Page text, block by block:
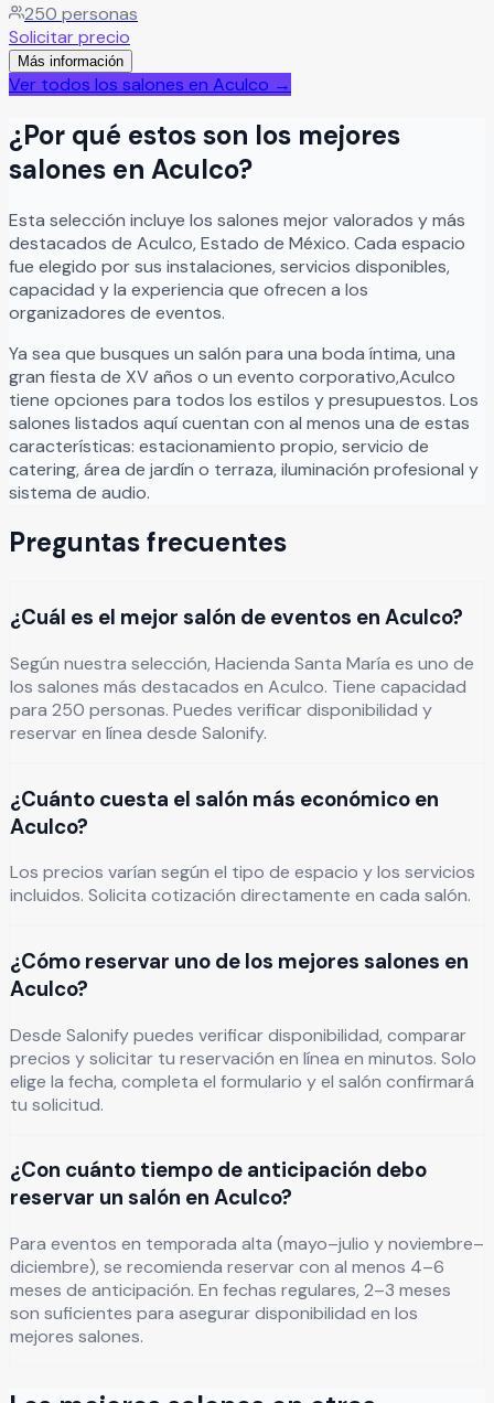
vida. Así es Hacienda Santa María, un lugar donde la
elegancia, la historia y la magia se unen para crear bodas
verdaderamente inolvidables. Ubicada estratégicamente
en Atulco, a tan solo una hora de Ciudad de México,
combinación perfecta entre accesibilidad, privacidad y
encanto. Su belleza ha cautivado no solo a parejas que
buscan un lugar extraordinario para celebrar su amor, sino
que han encontrado aquí el escenario ideal para contar
grandes historias. Cada rincón de Hacienda Santa María
invita a vivir momentos memorables. Desde una emotiva
ceremonia en su encantadora capilla hasta una elegante
recepción para hasta 250 invitados, el espacio ha sido
diseñado para que cada detalle se convierta en un
recuerdo imborrable. La hacienda cuenta con siete
cómodas recámaras para hospedar a familiares y amigos
cercanos, amplias áreas para convivir, alberca, cocina
equipada, asador y todas las comodidades necesarias
para disfrutar un fin de semana completo de celebración.
Además, dispone de estacionamiento para 50 vehículos y
conexión WiFi para compartir cada instante especial con
quienes más quieres. Aquí no solo se celebra una boda, se
construyen recuerdos que permanecerán para siempre.
la atmósfera única de este lugar. Porque las grandes
Hacienda Santa María espera convertirse en parte del
inicio de la suya. Le invitamos a conocerla y descubrir por
qué tantas parejas la han elegido para escribir uno de los
capítulos más importantes de su vida.
250 personas
Solicitar precio
Más información
Ver todos los salones en Aculco →
¿Por qué estos son los mejores
salones en Aculco?
Esta selección incluye los salones mejor valorados y más
destacados de Aculco,Estado de México. Cada espacio
fue elegido por sus instalaciones, servicios disponibles,
capacidad y la experiencia que ofrecen a los
organizadores de eventos.
Ya sea que busques un salón para una boda íntima, una
gran fiesta de XV años o un evento corporativo,Aculco
tiene opciones para todos los estilos y presupuestos. Los
salones listados aquí cuentan con al menos una de estas
características: estacionamiento propio, servicio de
catering, área de jardín o terraza, iluminación profesional y
sistema de audio.
Preguntas frecuentes
¿Cuál es el mejor salón de eventos en Aculco?
Según nuestra selección, Hacienda Santa María es uno de
los salones más destacados en Aculco. Tiene capacidad
para 250 personas. Puedes verificar disponibilidad y
reservar en línea desde Salonify.
¿Cuánto cuesta el salón más económico en
Aculco?
Los precios varían según el tipo de espacio y los servicios
incluidos. Solicita cotización directamente en cada salón.
¿Cómo reservar uno de los mejores salones en
Aculco?
Desde Salonify puedes verificar disponibilidad, comparar
precios y solicitar tu reservación en línea en minutos. Solo
elige la fecha, completa el formulario y el salón confirmará
tu solicitud.
¿Con cuánto tiempo de anticipación debo
reservar un salón en Aculco?
Para eventos en temporada alta (mayo–julio y noviembre–
diciembre), se recomienda reservar con al menos 4–6
meses de anticipación. En fechas regulares, 2–3 meses
son suficientes para asegurar disponibilidad en los
mejores salones.